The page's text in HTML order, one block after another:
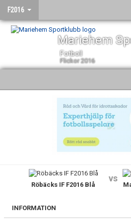
F2016
Mariehem
Fotboll
Flickor 2016
TRUPPEN
BILDGALLERI
Röbäcks IF F2016 Blå
vs
INFORMATION